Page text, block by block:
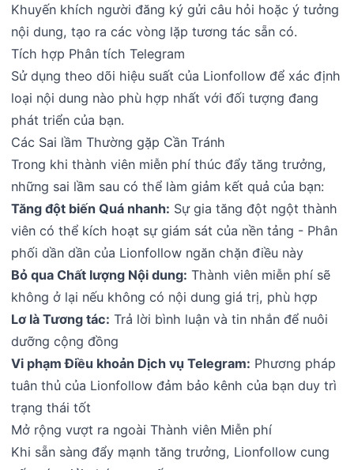
Khuyến khích người đăng ký gửi câu hỏi hoặc ý tưởng
nội dung, tạo ra các vòng lặp tương tác sẵn có.
Tích hợp Phân tích Telegram
Sử dụng theo dõi hiệu suất của Lionfollow để xác định
loại nội dung nào phù hợp nhất với đối tượng đang
phát triển của bạn.
Các Sai lầm Thường gặp Cần Tránh
Trong khi thành viên miễn phí thúc đẩy tăng trưởng,
những sai lầm sau có thể làm giảm kết quả của bạn:
Tăng đột biến Quá nhanh: Sự gia tăng đột ngột thành
viên có thể kích hoạt sự giám sát của nền tảng - Phân
phối dần dần của Lionfollow ngăn chặn điều này
Bỏ qua Chất lượng Nội dung: Thành viên miễn phí sẽ
không ở lại nếu không có nội dung giá trị, phù hợp
Lơ là Tương tác: Trả lời bình luận và tin nhắn để nuôi
dưỡng cộng đồng
Vi phạm Điều khoản Dịch vụ Telegram: Phương pháp
tuân thủ của Lionfollow đảm bảo kênh của bạn duy trì
trạng thái tốt
Mở rộng vượt ra ngoài Thành viên Miễn phí
Khi sẵn sàng đẩy mạnh tăng trưởng, Lionfollow cung